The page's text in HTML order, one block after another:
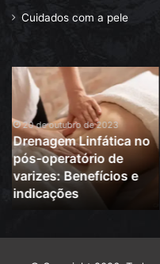
Cuidados com a pele
Drenagem
linfática
pós
abdominoplastia:
Acelere
a
recuperação
19 de outubro de 2023
Drenagem linfática
pós abdominoplastia:
Acelere a recuperação